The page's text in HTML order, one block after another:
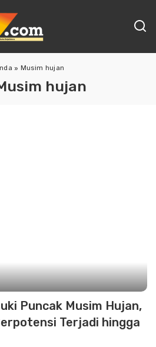
» Musim hujan
hujan
Puncak Musim Hujan,
Terjadi hingga